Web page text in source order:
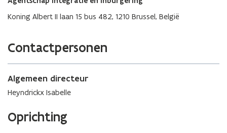
t
i
n
e
u
v
n
Koning Albert II laan 15 bus 482, 1210 Brussel, België
Contactpersonen
Algemeen directeur
Heyndrickx Isabelle
Oprichting